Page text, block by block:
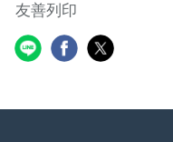
友善列印